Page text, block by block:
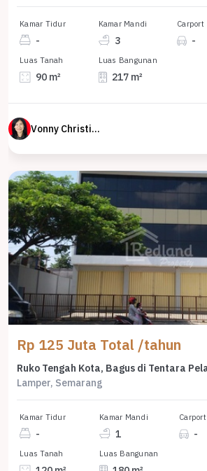
Kamar Tidur
-
Kamar Mandi
3
Carport
-
Luas Tanah
90 m²
Luas Bangunan
217 m²
Vonny Christina
Rp 125 Juta Total /tahun
Lamper, Semarang
Kamar Tidur
-
Kamar Mandi
1
Carport
-
Luas Tanah Luas Bangunan